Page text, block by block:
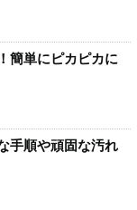
簡単にピカピカに
手順や頑固な汚れ